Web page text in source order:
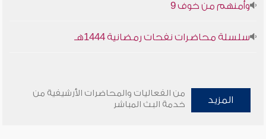
وأمنهم من خوف 9
سلسلة محاضرات نفحات رمضانية 1444هـ
المزيد
من الفعاليات والمحاضرات الأرشيفية من
خدمة البث المباشر